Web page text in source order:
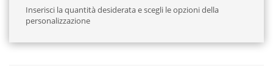
Inserisci la quantità desiderata e scegli le opzioni della
personalizzazione